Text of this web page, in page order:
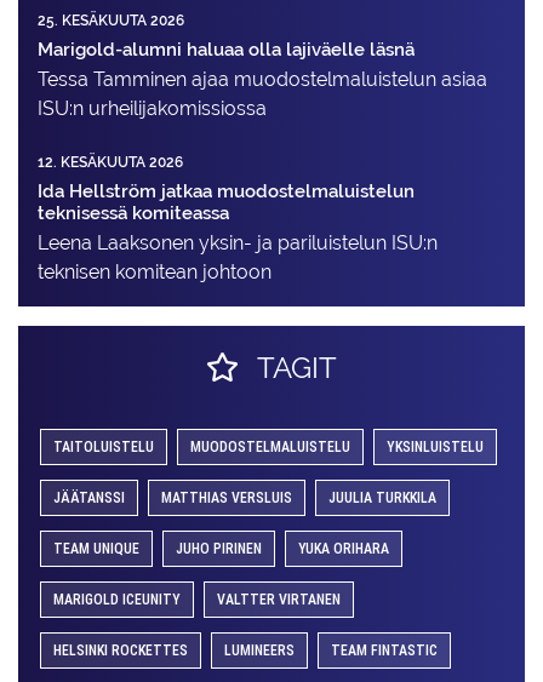
25. KESÄKUUTA 2026
Marigold-alumni haluaa olla lajiväelle läsnä
Tessa Tamminen ajaa muodostelma­luistelun asiaa
ISU:n urheilija­komissiossa
12. KESÄKUUTA 2026
Ida Hellström jatkaa muodostelmaluistelun
teknisessä komiteassa
Leena Laaksonen yksin- ja pariluistelun ISU:n
teknisen komitean johtoon
TAGIT
TAITOLUISTELU MUODOSTELMALUISTELU YKSINLUISTELU
JÄÄTANSSI MATTHIAS VERSLUIS JUULIA TURKKILA
TEAM UNIQUE JUHO PIRINEN YUKA ORIHARA
MARIGOLD ICEUNITY VALTTER VIRTANEN
HELSINKI ROCKETTES LUMINEERS TEAM FINTASTIC